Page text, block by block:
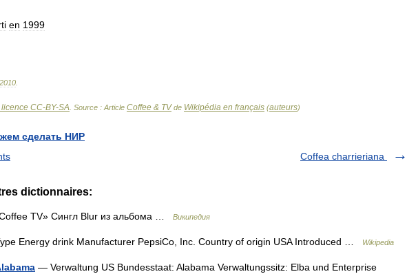
en 1999
2010
CC-BY-SA . Source : Article Coffee & TV de Wikipédia en français (auteurs)
сделать НИР
Coffea charrieriana
dictionnaires:
TV» Сингл Blur из альбома … Википедия
Energy drink Manufacturer PepsiCo, Inc. Country of origin USA Introduced … Wikipedia
— Verwaltung US Bundesstaat: Alabama Verwaltungssitz: Elba und Enterprise